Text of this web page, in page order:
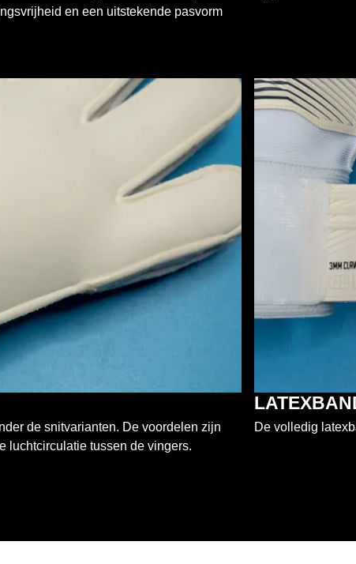
en een uitstekende pasvorm
de snitvarianten. De voordelen zijn
luchtcirculatie tussen de vingers.
De volledig